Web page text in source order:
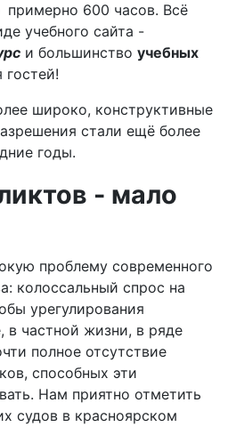
600 часов. Всё
учебного сайта -
и большинство учебных
широко, конструктивные
стали ещё более
годы.
- мало
проблему современного
колоссальный спрос на
урегулирования
в частной жизни, в ряде
полное отсутствие
способных эти
Нам приятно отметить
судов в красноярском